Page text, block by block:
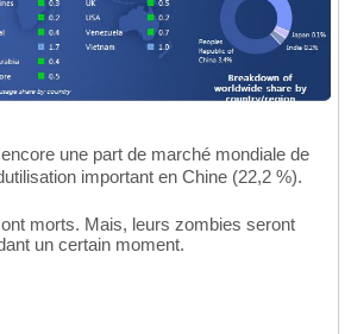
une part de marché mondiale de
important en Chine (22,2 %).
morts. Mais, leurs zombies seront
un certain moment.